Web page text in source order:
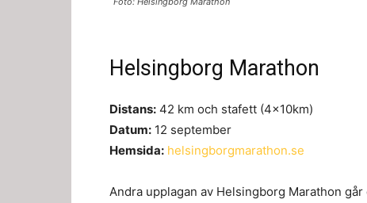
Helsingborg Marathon
Distans: 42 km och stafett (4x10km)
Datum: 12 september
Hemsida: helsingborgmarathon.se
Andra upplagan av Helsingborg Marathon